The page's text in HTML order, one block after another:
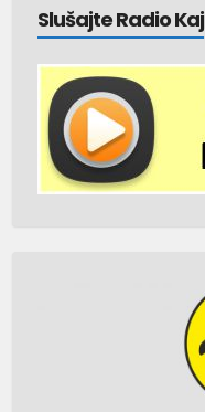
Slušajte Radio Kaj